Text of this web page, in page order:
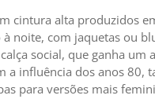
cintura alta produzidos
noite, com jaquetas ou
social, que ganha
a influência dos anos 80,
para versões mais